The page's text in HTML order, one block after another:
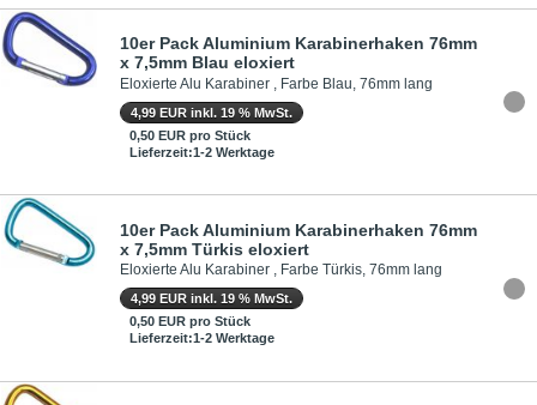
10er Pack Aluminium Karabinerhaken 76mm
x 7,5mm Blau eloxiert
Eloxierte Alu Karabiner , Farbe Blau, 76mm lang
4,99 EUR inkl. 19 % MwSt.
0,50 EUR pro Stück
Lieferzeit:1-2 Werktage
10er Pack Aluminium Karabinerhaken 76mm
x 7,5mm Türkis eloxiert
Eloxierte Alu Karabiner , Farbe Türkis, 76mm lang
4,99 EUR inkl. 19 % MwSt.
0,50 EUR pro Stück
Lieferzeit:1-2 Werktage